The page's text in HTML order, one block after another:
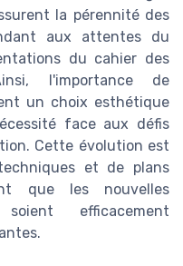
la pérennité des
aux attentes du
du cahier des
l'importance de
un choix esthétique
face aux défis
Cette évolution est
et de plans
que les nouvelles
efficacement